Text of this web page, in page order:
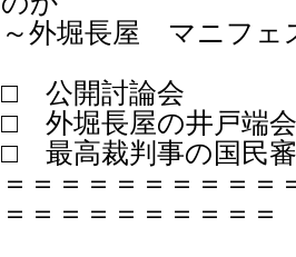
～外堀長屋 マニフ
□ 公開討論会
□ 外堀長屋の井戸端
□ 最高裁判事の国民
＝＝＝＝＝＝＝＝＝＝
＝＝＝＝＝＝＝＝＝＝